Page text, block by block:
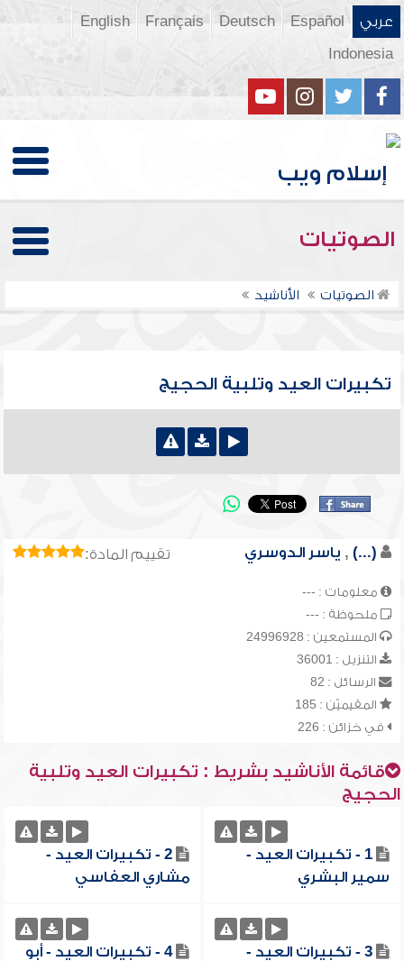
عربي Español
Deutsch
Français
English
Indonesia
الصوتيات
الصوتيات الأناشيد
تكبيرات العيد وتلبية الحجيج
تقييم المادة: (...)
, ياسر الدوسري
معلومات : ---
ملحوظة : ---
المستمعين : 24996928
التنزيل : 36001
الرسائل : 82
المقيميّن : 185
في خزائن : 226
قائمة الأناشيد بشريط : تكبيرات العيد وتلبية
الحجيج
1 - تكبيرات العيد -
سمير البشري
2 - تكبيرات العيد -
مشاري العفاسي
3 - تكبيرات العيد -
4 - تكبيرات العيد - أبو